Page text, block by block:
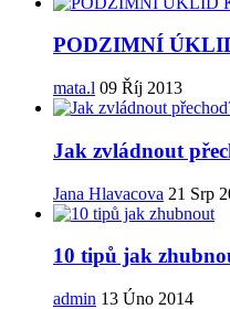
PODZIMNÍ
mata.l 09 Říj 2013
Jak zvládnout
Jana Hlavacova 21 Srp
10 tipů jak
admin 13 Úno 2014